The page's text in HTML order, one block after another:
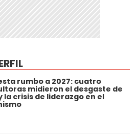
rumbo a 2027: cuatro
midieron el desgaste de
la crisis de liderazgo en el